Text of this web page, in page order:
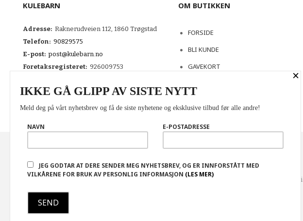
KULEBARN
Adresse: Raknerudveien 112, 1860 Trøgstad
Telefon: 90829575
E-post: post@kulebarn.no
Foretaksregisteret: 926009753
OM BUTIKKEN
FORSIDE
BLI KUNDE
GAVEKORT
FRAKT KJØPSBETINGELSER SIKKERHET OG PERSONVERN NYHETSBREV
Vår nettbutikk bruker cookies slik at du får en bedre kjøpsopplevelse og vi kan yte deg bedre
service. Vi bruker cookies hovedsaklig til å lagre innloggingsdetaljer og huske hva du har puttet i
innstillinger for cookies.
Powered by24Nettbutikk
×
IKKE GÅ GLIPP AV SISTE NYTT
Meld deg på vårt nyhetsbrev og få de siste nyhetene og eksklusive tilbud før alle andre!
NAVN E-POSTADRESSE
JEG GODTAR AT DERE SENDER MEG NYHETSBREV, OG ER INNFORSTÅTT MED
VILKÅRENE FOR BRUK AV PERSONLIG INFORMASJON (LES MER)